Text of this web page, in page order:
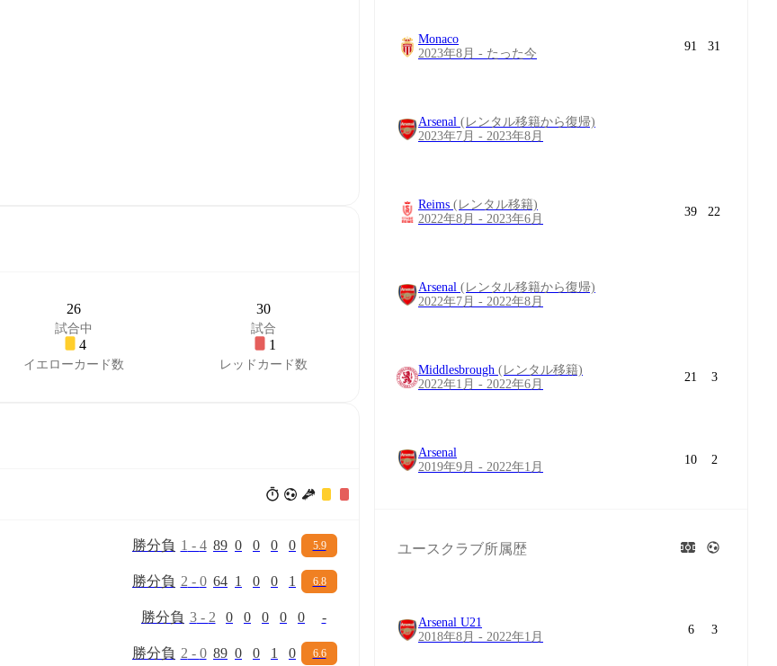
26
試合中
30
試合
4
イエローカード数
1
レッドカード数
勝分負 1 - 4 89 0 0 0 0 5.9
勝分負 2 - 0 64 1 0 0 1 6.8
勝分負 3- 2 0 0 0 0 0 -
勝分負 2 - 0 89 0 0 1 0 6.6
Monaco
2023年8月 - たった今
91 31
Arsenal (レンタル移籍から復帰)
2023年7月 - 2023年8月
Reims (レンタル移籍)
2022年8月 - 2023年6月
39 22
Arsenal (レンタル移籍から復帰)
2022年7月 - 2022年8月
Middlesbrough (レンタル移籍)
2022年1月 - 2022年6月
21 3
Arsenal
2019年9月 - 2022年1月
10 2
ユースクラブ所属歴
Arsenal U21
2018年8月 - 2022年1月
6 3